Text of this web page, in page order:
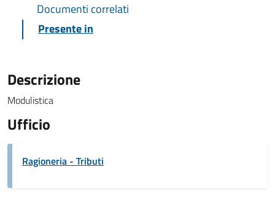
Documenti correlati
Presente in
Descrizione
Modulistica
Ufficio
Ragioneria - Tributi